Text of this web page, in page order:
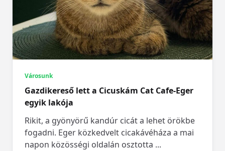
Városunk
Gazdikereső lett a Cicuskám Cat Cafe-Eger
egyik lakója
Rikit, a gyönyörű kandúr cicát a lehet örökbe
fogadni. Eger közkedvelt cicakávéháza a mai
napon közösségi oldalán osztotta ...